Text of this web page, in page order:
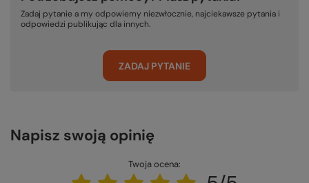
Zadaj pytanie a my odpowiemy niezwłocznie, najciekawsze pytania i
odpowiedzi publikując dla innych.
ZADAJ PYTANIE
Napisz swoją opinię
Twoja ocena: